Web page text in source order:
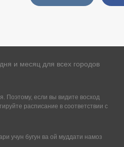
и месяц для всех городов
Поэтому, если вы видите восход
расписание в соответствии с
учун бугун ва ой муддати намоз